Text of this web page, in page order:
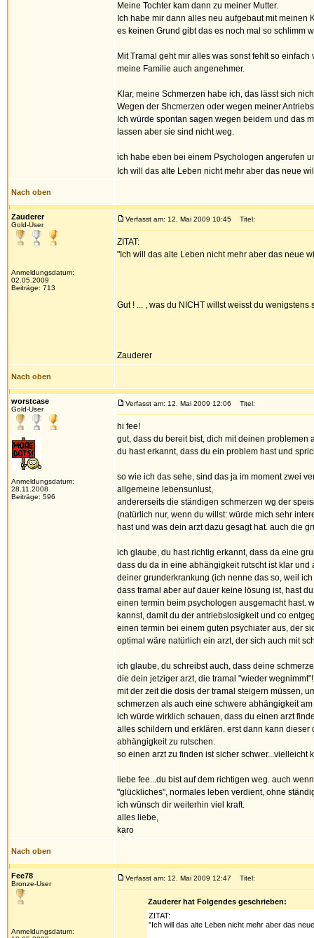
Meine Tochter kam dann zu meiner Mutter.
Ich habe mir dann alles neu aufgebaut mit
es keinen Grund gibt das es noch mal so schlimm
Mit Tramal geht mir alles was sonst fehlt so
meine Familie auch angenehmer.
Klar, meine Schmerzen habe ich, das lässt sich
Wegen der Shcmerzen oder wegen meiner
Ich würde spontan sagen wegen beidem und das
lassen aber sie sind nicht weg.
ich habe eben bei einem Psychologen angerufen
Ich will das alte Leben nicht mehr aber das neue
Nach oben
Zauderer
Gold-User
Anmeldungsdatum:
02.05.2009
Beiträge: 713
Verfasst am: 12. Mai 2009 10:45 Titel:
ZITAT:
"Ich will das alte Leben nicht mehr aber das neue
Gut ! ... , was du NICHT willst weisst du
Zauderer
Nach oben
worstcase
Gold-User
Anmeldungsdatum:
28.11.2008
Beiträge: 596
Verfasst am: 12. Mai 2009 12:06 Titel:
hi fee!
gut, dass du bereit bist, dich mit deinen
du hast erkannt, dass du ein problem hast und
so wie ich das sehe, sind das ja im moment zwei
allgemeine lebensunlust,
andererseits die ständigen schmerzen wg der
(natürlich nur, wenn du willst: würde mich sehr
hast und was dein arzt dazu gesagt hat. auch die
ich glaube, du hast richtig erkannt, dass da eine
dass du da in eine abhängigkeit rutscht ist klar
deiner grunderkrankung (ich nenne das so, weil
dass tramal aber auf dauer keine lösung ist, hast
einen termin beim psychologen ausgemacht hast.
kannst, damit du der antriebslosigkeit und co
einen termin bei einem guten psychiater aus, der
optimal wäre natürlich ein arzt, der sich auch mit
ich glaube, du schreibst auch, dass deine
die dein jetziger arzt, die tramal "wieder
mit der zeit die dosis der tramal steigern müssen,
schmerzen als auch eine schwere abhängigkeit
ich würde wirklich schauen, dass du einen arzt
alles schildern und erklären. erst dann kann
abhängigkeit zu rutschen.
so einen arzt zu finden ist sicher
liebe fee...du bist auf dem richtigen weg. auch
"glückliches", normales leben verdient, ohne
ich wünsch dir weiterhin viel kraft.
alles liebe,
karo
Nach oben
Fee78
Bronze-User
Anmeldungsdatum:
Verfasst am: 12. Mai 2009 12:47 Titel:
Zauderer hat Folgendes geschrieben:
ZITAT:
"Ich will das alte Leben nicht mehr aber das